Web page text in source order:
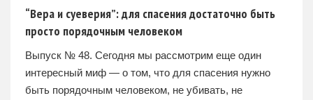
“Вера и суеверия”: для спасения достаточно быть
просто порядочным человеком
Выпуск № 48. Сегодня мы рассмотрим еще один
интересный миф — о том, что для спасения нужно
быть порядочным человеком, не убивать, не